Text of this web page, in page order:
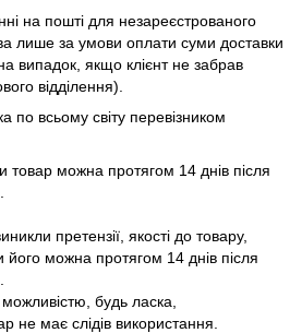
на пошті для незареєстрованого
лише за умови оплати суми доставки
випадок, якщо клієнт не забрав
відділення).
по всьому світу перевізником
товар можна протягом 14 днів після
претензії, якості до товару,
його можна протягом 14 днів після
будь ласка,
не має слідів використання.